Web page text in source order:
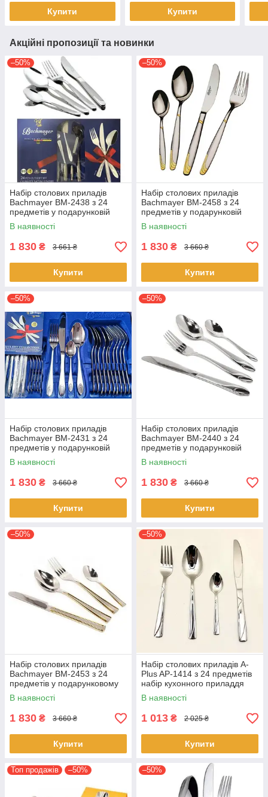
Купити Купити
Акційні пропозиції та новинки
–50%
Набір столових приладів
Bachmayer BM-2438 з 24
предметів у подарунковій
валізі на 6 персон ложки,
виделки (вилки), ножі
В наявності
1 830 ₴ 3 661 ₴
Купити
–50%
Набір столових приладів
Bachmayer BM-2458 з 24
предметів у подарунковій
валізі на 6 персон ложки,
виделки (вилки), ножі
В наявності
1 830 ₴ 3 660 ₴
Купити
–50%
Набір столових приладів
Bachmayer BM-2431 з 24
предметів у подарунковій
валізі на 6 персон ложки,
виделки (вилки), ножі
В наявності
1 830 ₴ 3 660 ₴
Купити
–50%
Набір столових приладів
Bachmayer BM-2440 з 24
предметів у подарунковій
валізі на 6 персон ложки,
виделки (вилки), ножі
В наявності
1 830 ₴ 3 660 ₴
Купити
–50%
Набір столових приладів
Bachmayer BM-2453 з 24
предметів у подарунковому
пакуванні на 6 персон ложки,
виделки (вилки), ножі
В наявності
1 830 ₴ 3 660 ₴
Купити
–50%
Набір столових приладів A-
Plus AP-1414 з 24 предметів
набір кухонного приладдя
ложки, виделки (вилки), ножі
В наявності
1 013 ₴ 2 025 ₴
Купити
Топ продажів –50% –50%